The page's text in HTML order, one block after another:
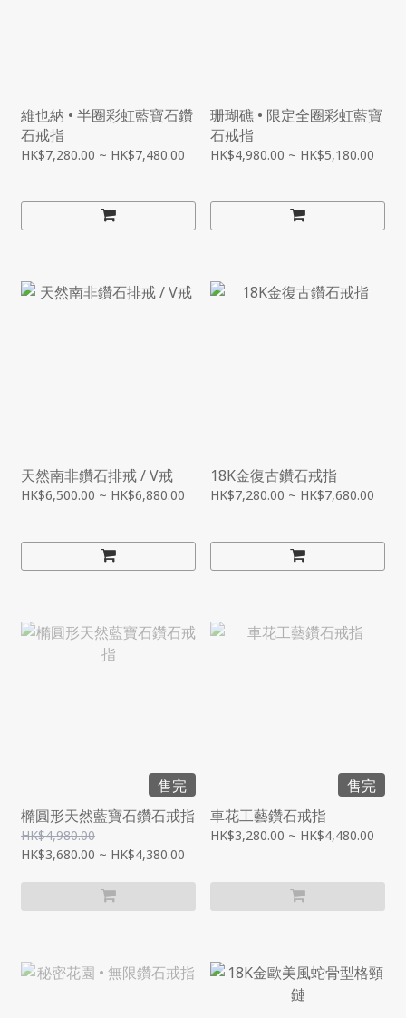
維也納 • 半圈彩虹藍寶石鑽
石戒指
HK$7,280.00 ~ HK$7,480.00
珊瑚礁 • 限定全圈彩虹藍寶
石戒指
HK$4,980.00 ~ HK$5,180.00
天然南非鑽石排戒 / V戒
HK$6,500.00 ~ HK$6,880.00
18K金復古鑽石戒指
HK$7,280.00 ~ HK$7,680.00
售完
橢圓形天然藍寶石鑽石戒指
HK$4,980.00
HK$3,680.00 ~ HK$4,380.00
售完
車花工藝鑽石戒指
HK$3,280.00 ~ HK$4,480.00